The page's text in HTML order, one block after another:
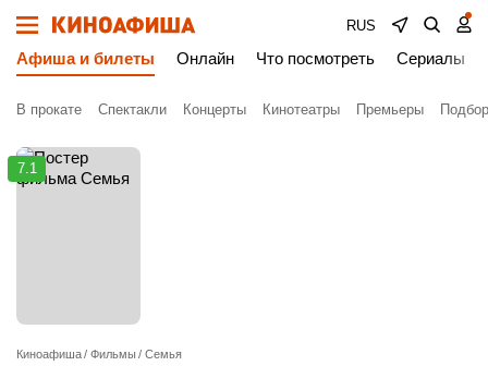
RUS
Афиша и билеты Онлайн Что посмотреть Сериалы
В прокате Спектакли Концерты Кинотеатры Премьеры
7.1
Киноафиша Фильмы Семья